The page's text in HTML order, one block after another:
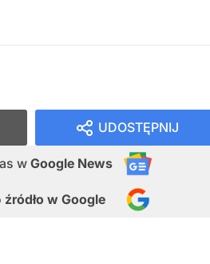
UDOSTĘPNIJ
w Google News
źródło w Google